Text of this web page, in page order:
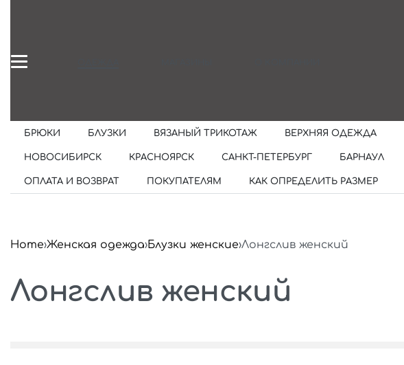
БРЮКИ БЛУЗКИ ВЯЗАНЫЙ ТРИКОТАЖ ВЕРХНЯЯ ОДЕЖДА
НОВОСИБИРСК КРАСНОЯРСК САНКТ-ПЕТЕРБУРГ БАРНАУЛ
ОПЛАТА И ВОЗВРАТ ПОКУПАТЕЛЯМ КАК ОПРЕДЕЛИТЬ РАЗМЕР
Home›Женская одежда›Блузки женские›Лонгслив женский
Лонгслив женский